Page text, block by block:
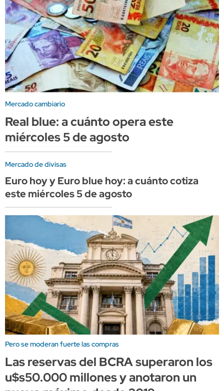
Mercado cambiario
Real blue: a cuánto opera este
miércoles 5 de agosto
Mercado de divisas
Euro hoy y Euro blue hoy: a cuánto cotiza
este miércoles 5 de agosto
Pero se moderan fuerte las compras
Las reservas del BCRA superaron los
u$s50.000 millones y anotaron un